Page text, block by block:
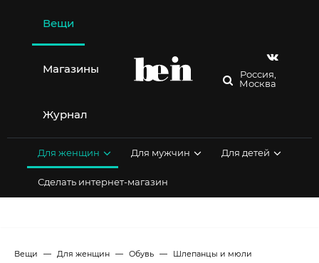
содержимому
Вещи
Магазины
Журнал
Россия,
Москва
Для женщин Для мужчин Для детей
Сделать интернет-магазин
Вещи Для женщин Обувь
Шлепанцы и мюли